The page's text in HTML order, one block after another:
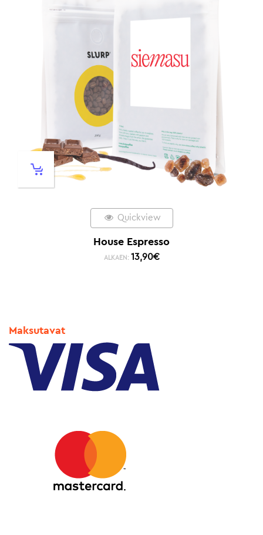
Quickview
House Espresso
ALKAEN: 13,90€
Maksutavat